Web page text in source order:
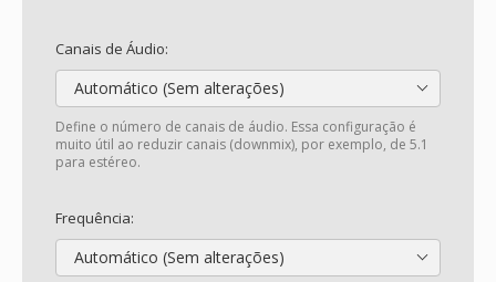
Canais de Áudio:
Automático (Sem alterações)
Define o número de canais de áudio. Essa configuração é
muito útil ao reduzir canais (downmix), por exemplo, de 5.1
para estéreo.
Frequência:
Automático (Sem alterações)